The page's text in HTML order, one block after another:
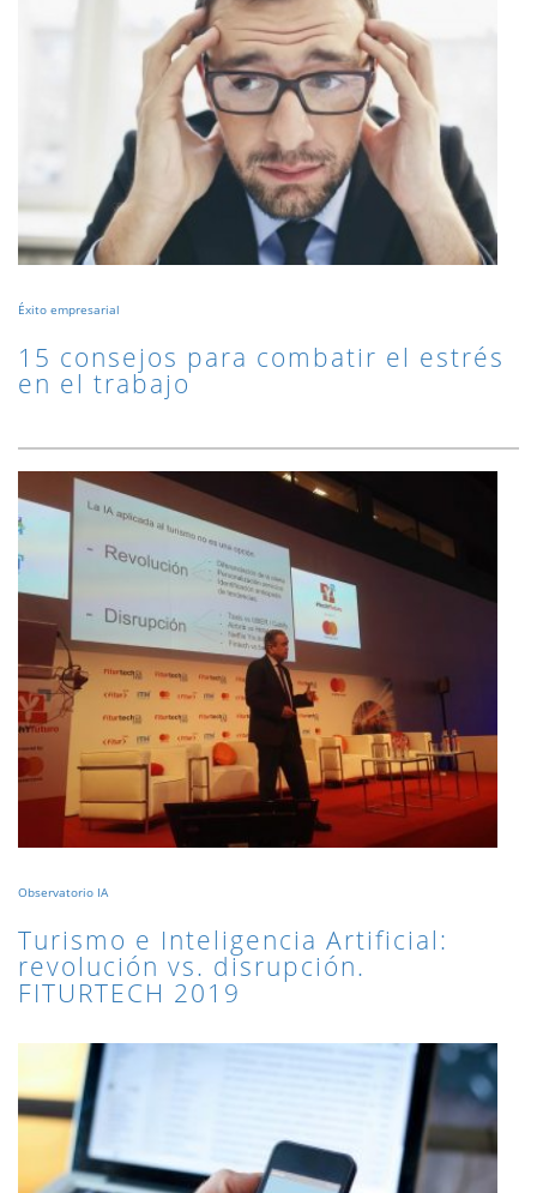
Éxito empresarial
15 consejos para combatir el estrés
en el trabajo
Observatorio IA
Turismo e Inteligencia Artificial:
revolución vs. disrupción.
FITURTECH 2019